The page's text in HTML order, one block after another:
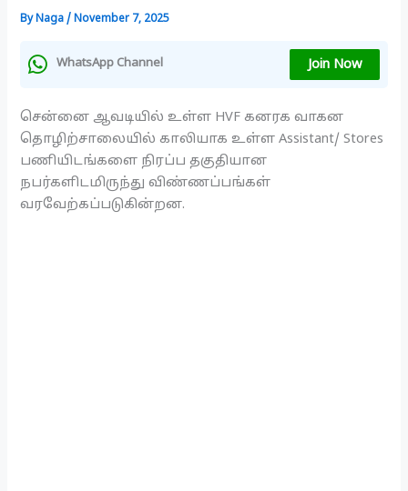
ByNaga/November 7, 2025
WhatsApp Channel Join Now
சென்னை ஆவடியில் உள்ள HVF கனரக வாகன
தொழிற்சாலையில் காலியாக உள்ள Assistant/ Stores
பணியிடங்களை நிரப்ப தகுதியான
நபர்களிடமிருந்து விண்ணப்பங்கள்
வரவேற்கப்படுகின்றன.